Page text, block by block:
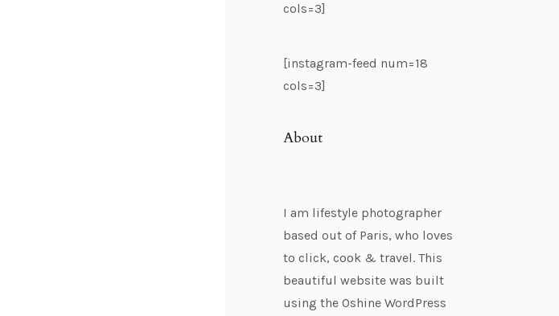
cols=3]
[instagram-feed num=18
cols=3]
About
I am lifestyle photographer
based out of Paris, who loves
to click, cook & travel. This
beautiful website was built
using the Oshine WordPress